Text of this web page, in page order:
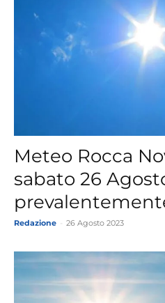
Meteo Rocca
sabato 26
Redazione 26 Agosto 2023